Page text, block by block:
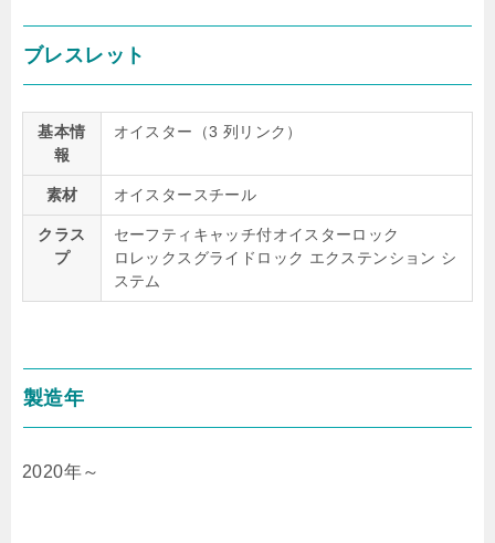
ブレスレット
基本情
報
オイスター（3 列リンク）
素材 オイスタースチール
クラス
プ
セーフティキャッチ付オイスターロック
ロレックスグライドロック エクステンション シ
ステム
製造年
2020年～